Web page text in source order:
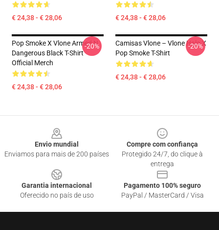
€ 24,38 - € 28,06 € 24,38 - € 28,06
Pop Smoke X Vlone Armed N
Dangerous Black T-Shirt
Official Merch
€ 24,38 - € 28,06
-20%
Camisas Vlone – Vlone Halo X
Pop Smoke T-Shirt
€ 24,38 - € 28,06
-20%
Envio mundial
Enviamos para mais de 200 países
Compre com confiança
Protegido 24/7, do clique à
entrega
Garantia internacional
Oferecido no país de uso
Pagamento 100% seguro
PayPal / MasterCard / Visa